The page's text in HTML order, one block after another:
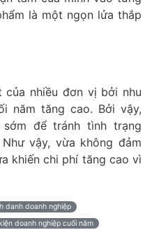
là một ngọn lửa thắp
nhiều đơn vị bởi nhu
năm tăng cao. Bởi vậy,
để tránh tình trạng
vậy, vừa không đảm
khiến chi phí tăng cao vì
danh doanh nghiệp
doanh nghiệp cuối năm